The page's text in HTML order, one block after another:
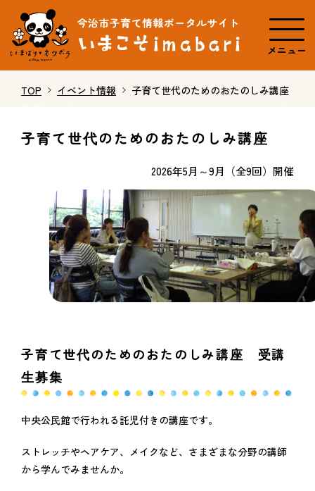
メニュー
TOP イベント情報 子育て世代のためのおたのしみ講座
子育て世代のためのおたのしみ講座
2026年5月～9月（全9回）開催
子育て世代のためのおたのしみ講座 受講
生募集
中央公民館で行われる託児付きの講座です。
ストレッチやヘアケア、メイクなど、さまざまな分野の講師
から学んでみませんか。